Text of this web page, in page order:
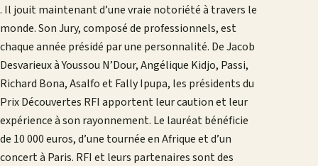
. Il jouit maintenant d’une vraie notoriété à travers le
monde. Son Jury, composé de professionnels, est
chaque année présidé par une personnalité. De Jacob
Desvarieux à Youssou N’Dour, Angélique Kidjo, Passi,
Richard Bona, Asalfo et Fally Ipupa, les présidents du
Prix Découvertes RFI apportent leur caution et leur
expérience à son rayonnement. Le lauréat bénéficie
de 10 000 euros, d’une tournée en Afrique et d’un
concert à Paris. RFI et leurs partenaires sont des